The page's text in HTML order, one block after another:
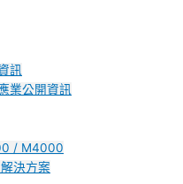
訊
業公開資訊
/ M4000
決方案